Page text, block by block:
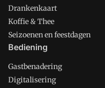
Drankenkaart
Koffie & Thee
Seizoenen en feestdagen
Bediening
Gastbenadering
Digitalisering